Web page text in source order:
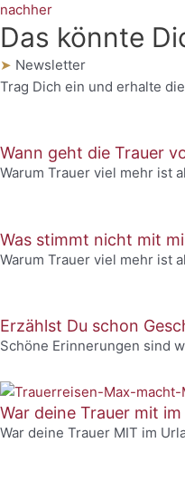
nachher
Das könnte
➤ Newsletter
Trag Dich ein und erhalte
Wann geht die Trauer
Warum Trauer viel mehr ist
Was stimmt nicht mit
Warum Trauer viel mehr ist
Erzählst Du schon
Schöne Erinnerungen sind
War deine Trauer mit im
War deine Trauer MIT im